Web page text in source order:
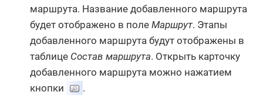
маршрута. Название добавленного маршрута
будет отображено в поле Маршрут. Этапы
добавленного маршрута будут отображены в
таблице Состав маршрута. Открыть карточку
добавленного маршрута можно нажатием
кнопки
.